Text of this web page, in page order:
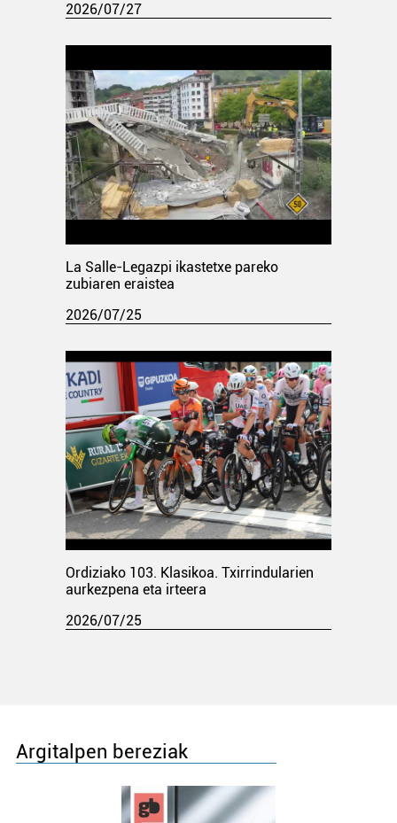
2026/07/27
La Salle-Legazpi ikastetxe pareko
zubiaren eraistea
2026/07/25
Ordiziako 103. Klasikoa. Txirrindularien
aurkezpena eta irteera
2026/07/25
Argitalpen bereziak